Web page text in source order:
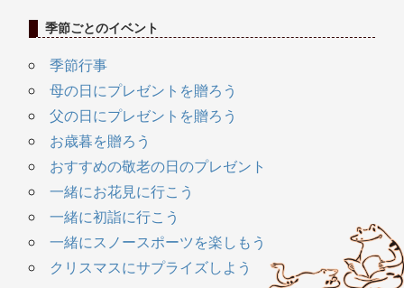
季節ごとのイベント
季節行事
母の日にプレゼントを贈ろう
父の日にプレゼントを贈ろう
お歳暮を贈ろう
おすすめの敬老の日のプレゼント
一緒にお花見に行こう
一緒に初詣に行こう
一緒にスノースポーツを楽しもう
クリスマスにサプライズしよう